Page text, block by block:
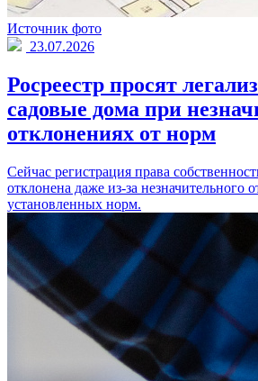
Источник фото
23.07.2026
Росреестр просят
садовые дома при
отклонениях от норм
Сейчас регистрация права
отклонена даже из-за незначительного
установленных норм.